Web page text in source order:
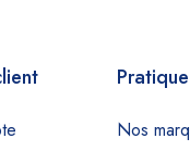
Pratique
Nos